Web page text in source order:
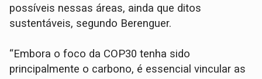
possíveis nessas áreas, ainda que ditos
sustentáveis, segundo Berenguer.
“Embora o foco da COP30 tenha sido
principalmente o carbono, é essencial vincular as